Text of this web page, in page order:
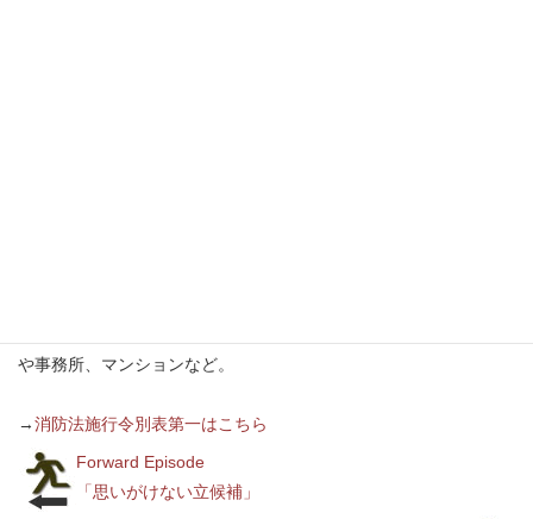
や事務所、マンションなど。
→消防法施行令別表第一はこちら
Forward Episode
「思いがけない立候補」